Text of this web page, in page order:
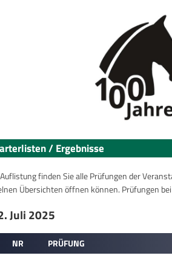
/ Ergebnisse
finden Sie alle Prüfungen der
Übersichten öffnen können. Prüfungen
Juli 2025
NR PRÜFUNG